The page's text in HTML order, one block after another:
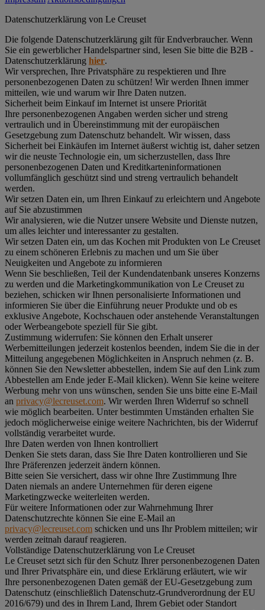
Datenschutz­erklärung von Le Creuset
Die folgende Datenschutzerklärung gilt für Endverbraucher. Wenn
Sie ein gewerblicher Handelspartner sind, lesen Sie bitte die B2B -
Datenschutzerklärung hier.
Wir versprechen, Ihre Privatsphäre zu respektieren und Ihre
personenbezogenen Daten zu schützen! Wir werden Ihnen immer
mitteilen, wie und warum wir Ihre Daten nutzen.
Sicherheit beim Einkauf im Internet ist unsere Priorität
Ihre personenbezogenen Angaben werden sicher und streng
vertraulich und in Übereinstimmung mit der europäischen
Gesetzgebung zum Datenschutz behandelt. Wir wissen, dass
Sicherheit bei Einkäufen im Internet äußerst wichtig ist, daher setzen
wir die neuste Technologie ein, um sicherzustellen, dass Ihre
personenbezogenen Daten und Kreditkarteninformationen
vollumfänglich geschützt sind und streng vertraulich behandelt
werden.
Wir setzen Daten ein, um Ihren Einkauf zu erleichtern und Angebote
auf Sie abzustimmen
Wir analysieren, wie die Nutzer unsere Website und Dienste nutzen,
um alles leichter und interessanter zu gestalten.
Wir setzen Daten ein, um das Kochen mit Produkten von Le Creuset
zu einem schöneren Erlebnis zu machen und um Sie über
Neuigkeiten und Angebote zu informieren
Wenn Sie beschließen, Teil der Kundendatenbank unseres Konzerns
zu werden und die Marketingkommunikation von Le Creuset zu
beziehen, schicken wir Ihnen personalisierte Informationen und
informieren Sie über die Einführung neuer Produkte und ob es
exklusive Angebote, Kochschauen oder anstehende Veranstaltungen
oder Werbeangebote speziell für Sie gibt.
Zustimmung widerrufen: Sie können den Erhalt unserer
Werbemitteilungen jederzeit kostenlos beenden, indem Sie die in der
Mitteilung angegebenen Möglichkeiten in Anspruch nehmen (z. B.
können Sie den Newsletter abbestellen, indem Sie auf den Link zum
Abbestellen am Ende jeder E-Mail klicken). Wenn Sie keine weitere
Werbung mehr von uns wünschen, senden Sie uns bitte eine E-Mail
an privacy@lecreuset.com. Wir werden Ihren Widerruf so schnell
wie möglich bearbeiten. Unter bestimmten Umständen erhalten Sie
jedoch möglicherweise einige weitere Nachrichten, bis der Widerruf
vollständig verarbeitet wurde.
Ihre Daten werden von Ihnen kontrolliert
Denken Sie stets daran, dass Sie Ihre Daten kontrollieren und Sie
Ihre Präferenzen jederzeit ändern können.
Bitte seien Sie versichert, dass wir ohne Ihre Zustimmung Ihre
Daten niemals an andere Unternehmen für deren eigene
Marketingzwecke weiterleiten werden.
Für weitere Informationen oder zur Wahrnehmung Ihrer
Datenschutzrechte können Sie eine E-Mail an
privacy@lecreuset.com schicken und uns Ihr Problem mitteilen; wir
werden zeitnah darauf reagieren.
Vollständige Datenschutzerklärung von Le Creuset
Le Creuset setzt sich für den Schutz Ihrer personenbezogenen Daten
und Ihrer Privatsphäre ein, und diese Erklärung erläutert, wie wir
Ihre personenbezogenen Daten gemäß der EU-Gesetzgebung zum
Datenschutz (einschließlich Datenschutz-Grundverordnung der EU
2016/679) und des in Ihrem Land, Ihrem Gebiet oder Standort